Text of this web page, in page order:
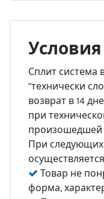
Сплит система
"технически
возврат в 14
при
произошедшей
При следующих
Товар не
форма,